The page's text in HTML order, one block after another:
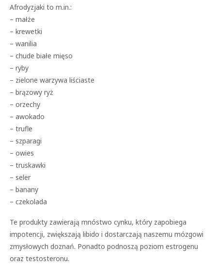
Afrodyzjaki to m.in.:
– małże
– krewetki
– wanilia
– chude białe mięso
– ryby
– zielone warzywa liściaste
– brązowy ryż
– orzechy
– awokado
– trufle
– szparagi
– owies
– truskawki
– seler
– banany
– czekolada
Te produkty zawierają mnóstwo cynku, który zapobiega
impotencji, zwiększają libido i dostarczają naszemu mózgowi
zmysłowych doznań. Ponadto podnoszą poziom estrogenu
oraz testosteronu.